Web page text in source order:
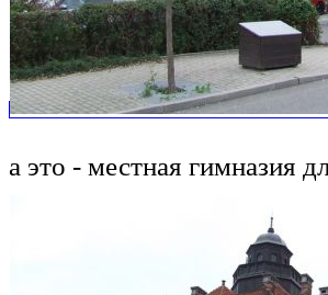
а это - местная гимназия